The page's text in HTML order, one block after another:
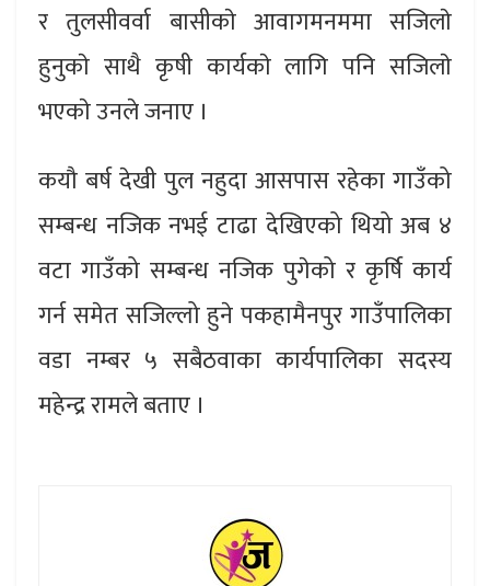
र तुलसीवर्वा बासीकाे आवागमनममा सजिलाे
हुनुकाे साथै कृषी कार्यकाे लागि पनि सजिलाे
भएकाे उनले जनाए ।
कयौ बर्ष देखी पुल नहुदा आसपास रहेका गाउँको
सम्बन्ध नजिक नभई टाढा देखिएको थियो अब ४
वटा गाउँको सम्बन्ध नजिक पुगेको र कृर्षि कार्य
गर्न समेत सजिल्लो हुने पकहामैनपुर गाउँपालिका
वडा नम्बर ५ सबैठवाका कार्यपालिका सदस्य
महेन्द्र रामले बताए ।